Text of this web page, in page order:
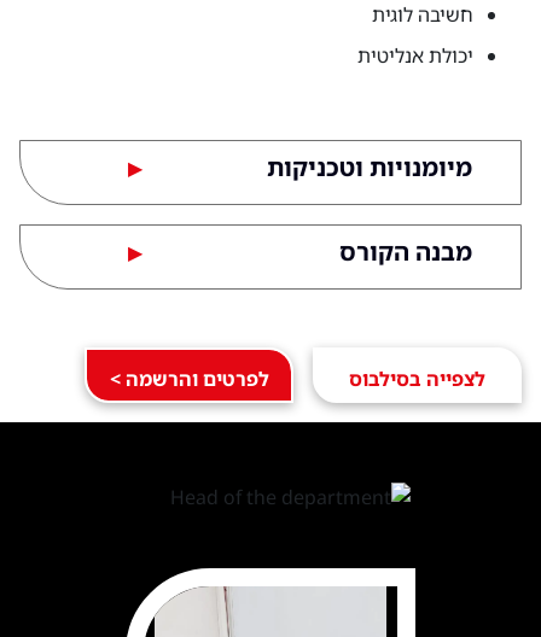
חשיבה לוגית
יכולת אנליטית
מיומנויות וטכניקות ▶
מבנה הקורס ▶
לצפייה בסילבוס לפרטים והרשמה >